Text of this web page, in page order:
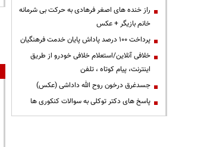
راز خنده های اصغر فرهادی به حرکت بی شرمانه
خانم بازیگر + عکس
پرداخت ۱۰۰ درصد پاداش پایان خدمت فرهنگیان
خلافی آنلاین/استعلام خلافی خودرو از طریق
اینترنت، پیام کوتاه ، تلفن
جسدغرق درخون روح الله داداشی (عکس)
پاسخ های دکتر توکلی به سوالات کنکوری ها